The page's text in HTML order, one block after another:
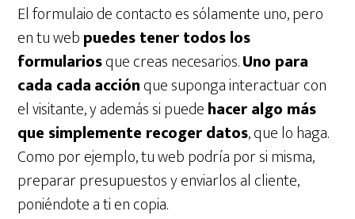
El formulaio de contacto es sólamente uno, pero
en tu webpuedes tener todos los
formulariosque creas necesarios.Uno para
cada cadaacciónque suponga interactuar con
el visitante, y además si puedehacer algo más
que simplemente recoger datos, que lo haga.
Como por ejemplo, tu web podría por si misma,
preparar presupuestos y enviarlos al cliente,
poniéndote a ti en copia.